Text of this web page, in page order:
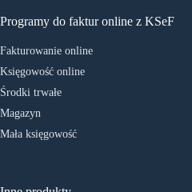
Programy do faktur online z KSeF
Fakturowanie online
Księgowość online
Środki trwałe
Magazyn
Mała księgowość